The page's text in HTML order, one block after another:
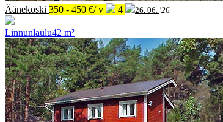
Äänekoski 350 - 450 €/ v 4 26. 06. '26
Linnunlaulu42 m²